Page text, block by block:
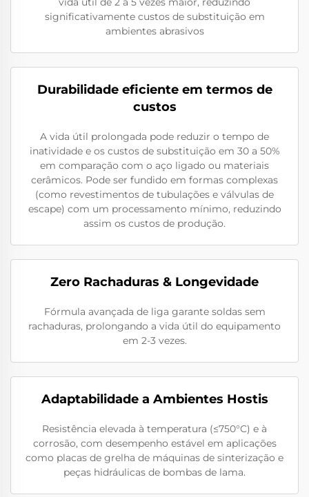
significativamente custos de substituição em
ambientes abrasivos
Durabilidade eficiente em termos de
custos
A vida útil prolongada pode reduzir o tempo de
inatividade e os custos de substituição em 30 a 50%
em comparação com o aço ligado ou materiais
cerâmicos. Pode ser fundido em formas complexas
(como revestimentos de tubulações e válvulas de
escape) com um processamento mínimo, reduzindo
assim os custos de produção.
Zero Rachaduras & Longevidade
Fórmula avançada de liga garante soldas sem
rachaduras, prolongando a vida útil do equipamento
em 2-3 vezes.
Adaptabilidade a Ambientes Hostis
Resistência elevada à temperatura (≤750°C) e à
corrosão, com desempenho estável em aplicações
como placas de grelha de máquinas de sinterização e
peças hidráulicas de bombas de lama.